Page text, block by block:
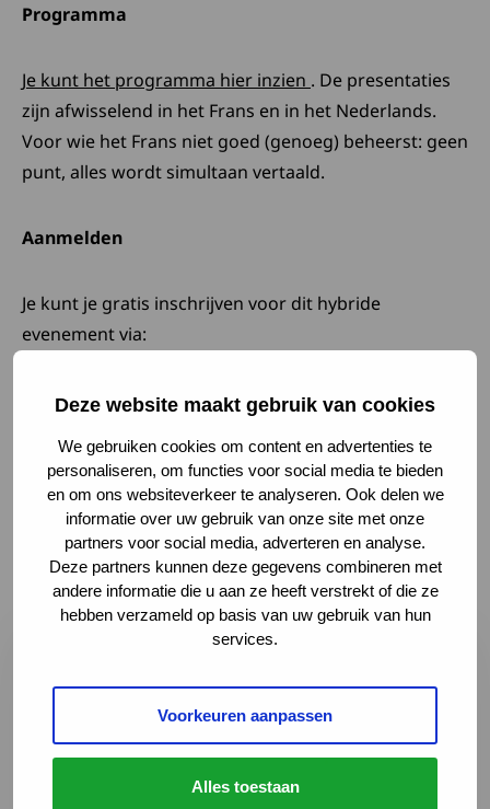
Deze website maakt gebruik van cookies
We gebruiken cookies om content en advertenties te
personaliseren, om functies voor social media te bieden
en om ons websiteverkeer te analyseren. Ook delen we
informatie over uw gebruik van onze site met onze
partners voor social media, adverteren en analyse.
Deze partners kunnen deze gegevens combineren met
andere informatie die u aan ze heeft verstrekt of die ze
hebben verzameld op basis van uw gebruik van hun
services.
Voorkeuren aanpassen
Alles toestaan
Programma
Je kunt het programma hier inzien Deze link opent in
. De presentaties
zijn afwisselend in het Frans en in het Nederlands.
Voor wie het Frans niet goed (genoeg) beheerst: geen
punt, alles wordt simultaan vertaald.
Aanmelden
Je kunt je gratis inschrijven voor dit hybride
evenement via:
Deze link opent in een nieuw tabblad
. Het fysieke evenement vindt plaats in
Laatste nieuws en
ontwikkelingen
Lees meer over Samen maken we het verschil: deel je